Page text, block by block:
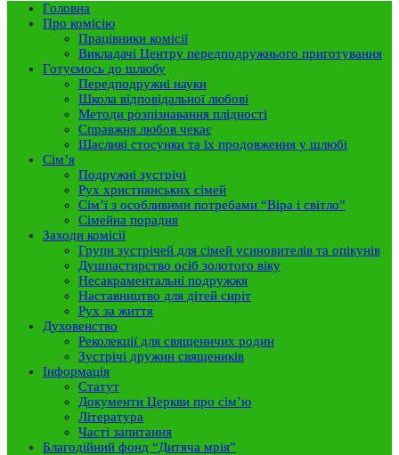
Головна
Про комісію
Працівники комісії
Викладачі Центру передподружнього приготування
Готуємось до шлюбу
Передподружні науки
Школа відповідальної любові
Методи розпізнавання плідності
Справжня любов чекає
Щасливі стосунки та їх продовження у шлюбі
Сім’я
Подружні зустрічі
Рух християнських сімей
Сім’ї з особливими потребами “Віра і світло”
Сімейна порадня
Заходи комісії
Групи зустрічей для сімей усиновителів та опікунів
Душпастирство осіб золотого віку
Несакраментальні подружжя
Наставництво для дітей сиріт
Рух за життя
Духовенство
Реколекції для священичих родин
Зустрічі дружин священиків
Інформація
Статут
Документи Церкви про сім’ю
Література
Часті запитання
Благодійний фонд “Дитяча мрія”